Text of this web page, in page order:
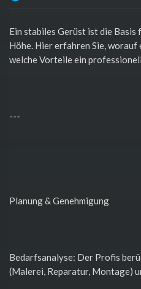
Ein stabiles Gerüst ist die
Höhe. Hier erfahren Sie, worauf
welche Vorteile ein
---
Planung & Genehmigung
Bedarfsanalyse: Der Profis
(Malerei, Reparatur, Montage)